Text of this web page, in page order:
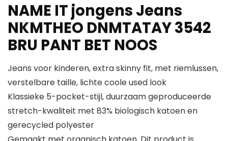
NAME IT jongens Jeans
NKMTHEO DNMTATAY 3542
BRU PANT BET NOOS
Jeans voor kinderen, extra skinny fit, met riemlussen,
verstelbare taille, lichte coole used look
Klassieke 5-pocket-stijl, duurzaam geproduceerde
stretch-kwaliteit met 83% biologisch katoen en
gerecycled polyester